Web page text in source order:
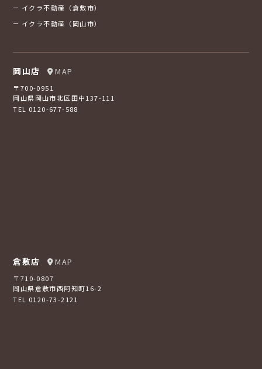
イクラ不動産（倉敷市）
イクラ不動産（岡山市）
岡山店 MAP
〒700-0951
岡山県岡山市北区田中137-111
TEL 0120-677-588
倉敷店 MAP
〒710-0807
岡山県倉敷市西阿知町16-2
TEL 0120-73-2121